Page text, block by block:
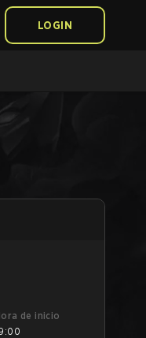
LOGIN
de inicio